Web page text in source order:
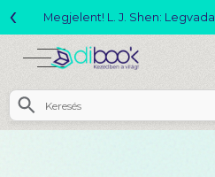
Megjelent! L. J. Shen:
‹